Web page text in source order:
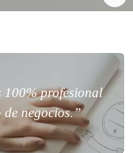
100% profesional
negocios.”